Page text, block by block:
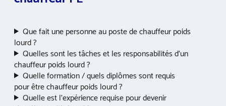
Que fait une personne au poste de chauffeur poids
lourd ?
Quelles sont les tâches et les responsabilités d’un
chauffeur poids lourd ?
Quelle formation / quels diplômes sont requis
pour être chauffeur poids lourd ?
Quelle est l’expérience requise pour devenir